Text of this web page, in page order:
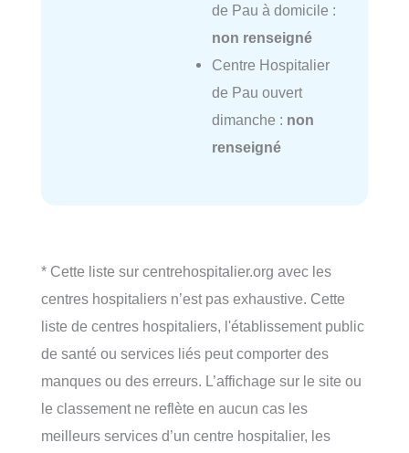
de Pau à domicile :
non renseigné
Centre Hospitalier
de Pau ouvert
dimanche : non
renseigné
* Cette liste sur centrehospitalier.org avec les
centres hospitaliers n’est pas exhaustive. Cette
liste de centres hospitaliers, l'établissement public
de santé ou services liés peut comporter des
manques ou des erreurs. L’affichage sur le site ou
le classement ne reflète en aucun cas les
meilleurs services d’un centre hospitalier, les